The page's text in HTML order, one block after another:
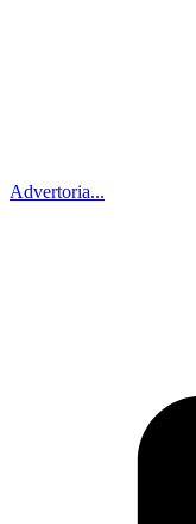
Advertoria...